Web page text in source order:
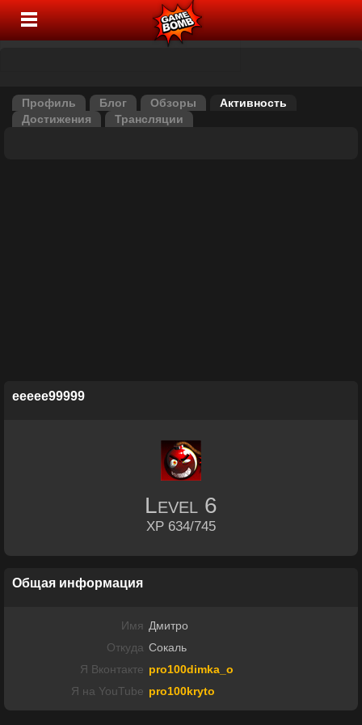
Профиль Блог Обзоры
Активность
Достижения
Трансляции
eeeee99999
Level 6
XP 634/745
Общая информация
Имя Дмитро
Откуда Сокаль
Я Вконтакте pro100dimka_o
Я на YouTube pro100kryto